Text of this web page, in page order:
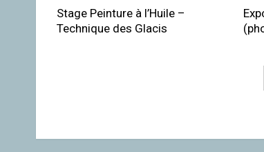
Stage Peinture à l’Huile –
Technique des Glacis